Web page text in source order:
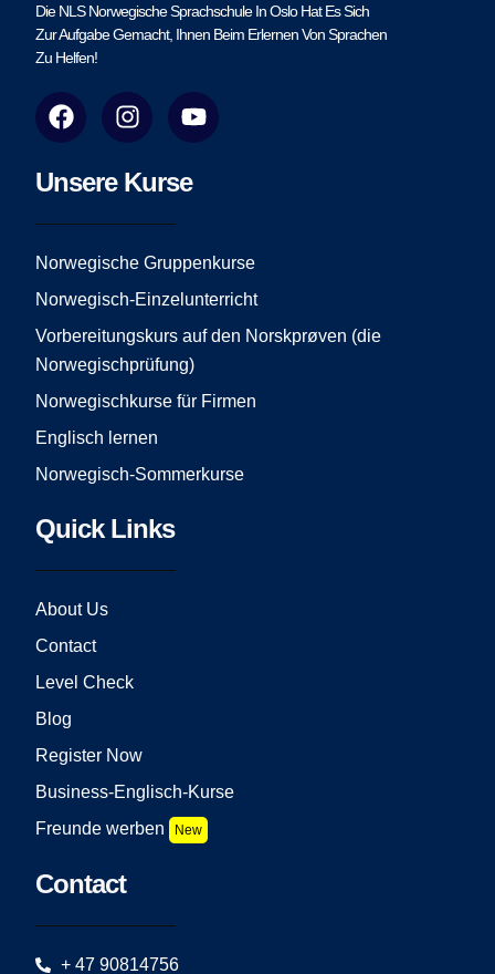
Die NLS Norwegische Sprachschule In Oslo Hat Es Sich
Zur Aufgabe Gemacht, Ihnen Beim Erlernen Von Sprachen
Zu Helfen!
F
a
e
o
o
I
n
t
g
r
m
Y
o
t
e
Unsere Kurse
Norwegische Gruppenkurse
Norwegisch-Einzelunterricht
Vorbereitungskurs auf den Norskprøven (die
Norwegischprüfung)
Norwegischkurse für Firmen
Englisch lernen
Norwegisch-Sommerkurse
Quick Links
About Us
Contact
Level Check
Blog
Register Now
Business-Englisch-Kurse
Freunde werben
New
Contact
+ 47 90814756